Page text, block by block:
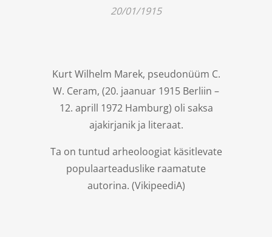
20/01/1915
Kurt Wilhelm Marek, pseudonüüm C.
W. Ceram, (20. jaanuar 1915 Berliin –
12. aprill 1972 Hamburg) oli saksa
ajakirjanik ja literaat.
Ta on tuntud arheoloogiat käsitlevate
populaarteaduslike raamatute
autorina. (VikipeediA)